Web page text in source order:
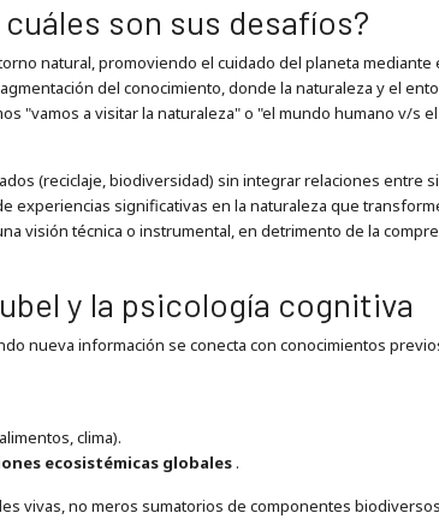
son sus desafíos?
natural, promoviendo el cuidado del planeta mediante
del conocimiento, donde la naturaleza y el
"vamos a visitar la naturaleza" o "el mundo humano v/s
(reciclaje, biodiversidad) sin integrar relaciones entre
experiencias significativas en la naturaleza que
visión técnica o instrumental, en detrimento de la
y la psicología cognitiva
nueva información se conecta con conocimientos
clima).
ecosistémicas globales.
vivas, no meros sumatorios de componentes